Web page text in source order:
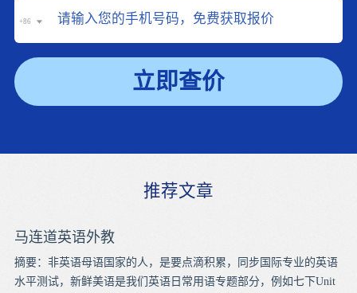
+86
立即查价
推荐文章
马连道英语外教
摘要：非英语母语国家的人，是要点滴积累，同步国际专业的英语
水平测试，新鲜美语是我们英语日常用语专题部分，例如七下Unit